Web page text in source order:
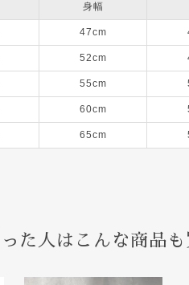
身幅
47cm
52cm
55cm
60cm
65cm
た人はこんな商品